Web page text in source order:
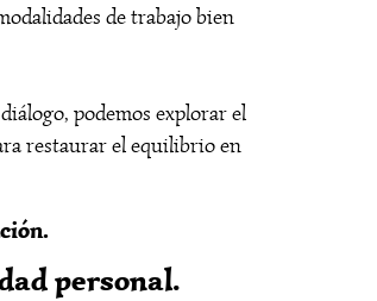
de trabajo bien
podemos explorar el
restaurar el equilibrio en
personal.